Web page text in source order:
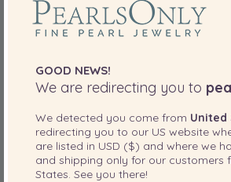
GOOD NEWS!
We are redirecting you to
We detected you come from United
redirecting you to our US website
are listed in USD ($) and where we
and shipping only for our customers
States . See you there!